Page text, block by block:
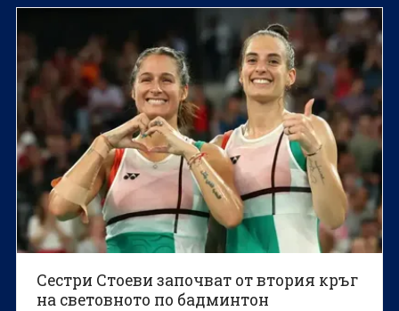
олимпийски комитет Весела Лечева дадоха старт на
Световното първенство по гребане до 19 г., което
ще се проведе в Пловдив от 6 до 9 август.
Сестри Стоеви започват от втория кръг
на световното по бадминтон